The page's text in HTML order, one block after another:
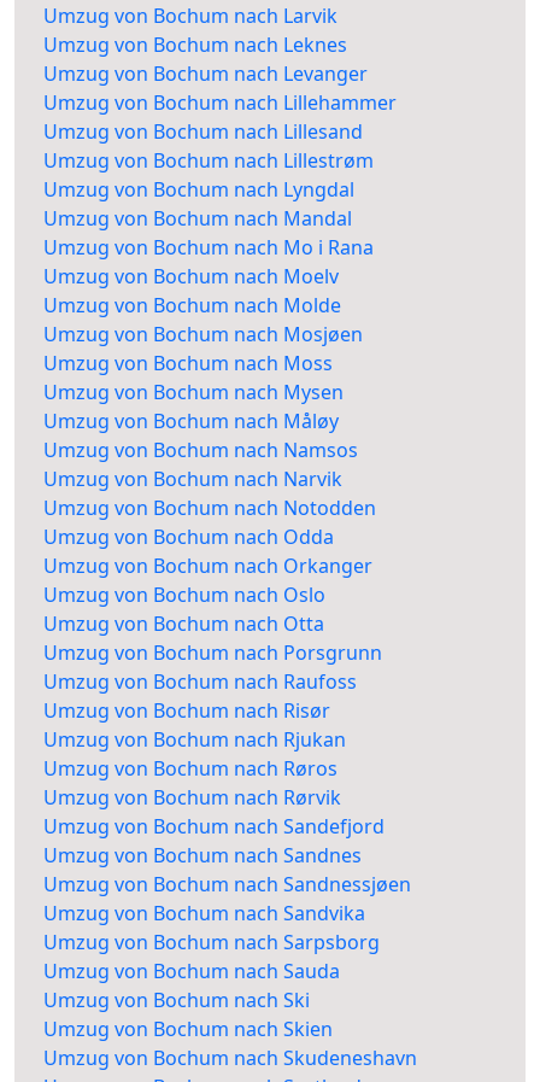
Umzug von Bochum nach Larvik
Umzug von Bochum nach Leknes
Umzug von Bochum nach Levanger
Umzug von Bochum nach Lillehammer
Umzug von Bochum nach Lillesand
Umzug von Bochum nach Lillestrøm
Umzug von Bochum nach Lyngdal
Umzug von Bochum nach Mandal
Umzug von Bochum nach Mo i Rana
Umzug von Bochum nach Moelv
Umzug von Bochum nach Molde
Umzug von Bochum nach Mosjøen
Umzug von Bochum nach Moss
Umzug von Bochum nach Mysen
Umzug von Bochum nach Måløy
Umzug von Bochum nach Namsos
Umzug von Bochum nach Narvik
Umzug von Bochum nach Notodden
Umzug von Bochum nach Odda
Umzug von Bochum nach Orkanger
Umzug von Bochum nach Oslo
Umzug von Bochum nach Otta
Umzug von Bochum nach Porsgrunn
Umzug von Bochum nach Raufoss
Umzug von Bochum nach Risør
Umzug von Bochum nach Rjukan
Umzug von Bochum nach Røros
Umzug von Bochum nach Rørvik
Umzug von Bochum nach Sandefjord
Umzug von Bochum nach Sandnes
Umzug von Bochum nach Sandnessjøen
Umzug von Bochum nach Sandvika
Umzug von Bochum nach Sarpsborg
Umzug von Bochum nach Sauda
Umzug von Bochum nach Ski
Umzug von Bochum nach Skien
Umzug von Bochum nach Skudeneshavn